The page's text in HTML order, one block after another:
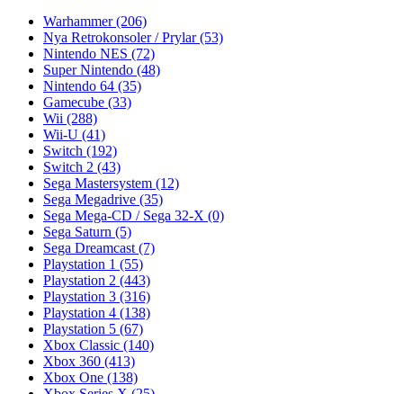
Warhammer(206)
Nya Retrokonsoler / Prylar(53)
Nintendo NES (72)
Super Nintendo (48)
Nintendo 64 (35)
Gamecube (33)
Wii (288)
Wii-U (41)
Switch (192)
Switch 2 (43)
Sega Mastersystem (12)
Sega Megadrive (35)
Sega Mega-CD / Sega 32-X (0)
Sega Saturn (5)
Sega Dreamcast (7)
Playstation 1 (55)
Playstation 2 (443)
Playstation 3 (316)
Playstation 4 (138)
Playstation 5 (67)
Xbox Classic (140)
Xbox 360 (413)
Xbox One (138)